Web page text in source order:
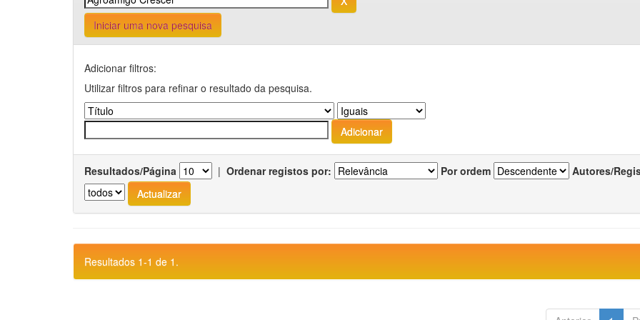
Iniciar uma nova pesquisa
Adicionar filtros:
Utilizar filtros para refinar o resultado da pesquisa.
Resultados/Página | Ordenar registos por: Por ordem Autores/
Resultados 1-1 de 1.